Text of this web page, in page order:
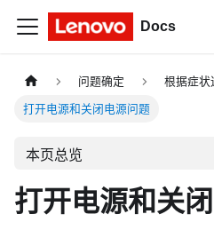
Docs
问题确定 根据症状
打开电源和关闭电源问题
本页总览
打开电源和关